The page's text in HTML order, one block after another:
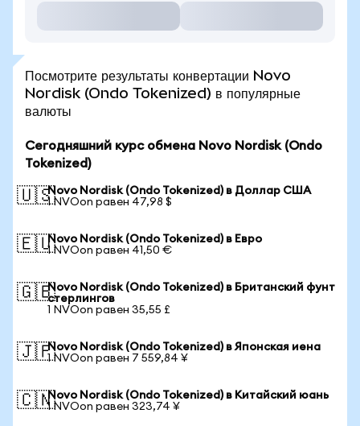
Посмотрите результаты конвертации Novo
Nordisk (Ondo Tokenized) в популярные
валюты
Сегодняшний курс обмена Novo Nordisk (Ondo
Tokenized)
🇺🇸Novo Nordisk (Ondo Tokenized) в Доллар США
1 NVOon равен 47,98 $
🇪🇺Novo Nordisk (Ondo Tokenized) в Евро
1 NVOon равен 41,50 €
🇬🇧Novo Nordisk (Ondo Tokenized) в Британский фунт
стерлингов
1 NVOon равен 35,55 £
🇯🇵Novo Nordisk (Ondo Tokenized) в Японская иена
1 NVOon равен 7 559,84 ¥
🇨🇳Novo Nordisk (Ondo Tokenized) в Китайский юань
1 NVOon равен 323,74 ¥